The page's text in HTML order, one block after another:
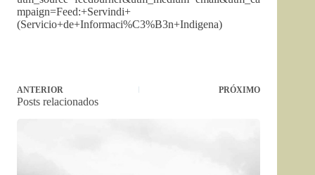
mpaign=Feed:+Servindi+
(Servicio+de+Informaci%C3%B3n+Indigena)
ANTERIOR PRÓXIMO
Posts relacionados